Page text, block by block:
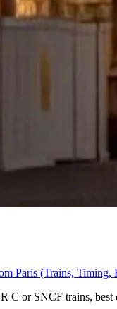
Paris (Trains, Timing,
C or SNCF trains,